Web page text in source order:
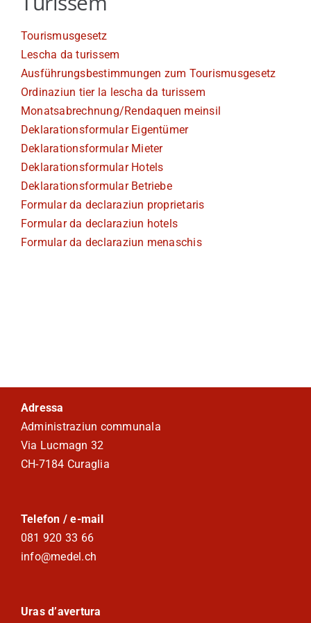
Turissem
Tourismusgesetz
Lescha da turissem
Ausführungsbestimmungen zum Tourismusgesetz
Ordinaziun tier la lescha da turissem
Monatsabrechnung/Rendaquen meinsil
Deklarationsformular Eigentümer
Deklarationsformular Mieter
Deklarationsformular Hotels
Deklarationsformular Betriebe
Formular da declaraziun proprietaris
Formular da declaraziun hotels
Formular da declaraziun menaschis
Adressa
Administraziun communala
Via Lucmagn 32
CH-7184 Curaglia
Telefon / e-mail
081 920 33 66
info@medel.ch
Uras d’avertura